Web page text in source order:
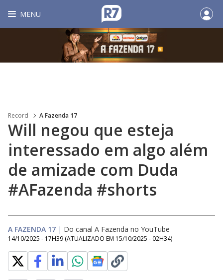
MENU
Record A Fazenda 17
Will negou que esteja
interessado em algo além
de amizade com Duda
#AFazenda #shorts
A FAZENDA 17 | Do canal A Fazenda no YouTube
14/10/2025 - 17H39 (ATUALIZADO EM 15/10/2025 - 02H34)